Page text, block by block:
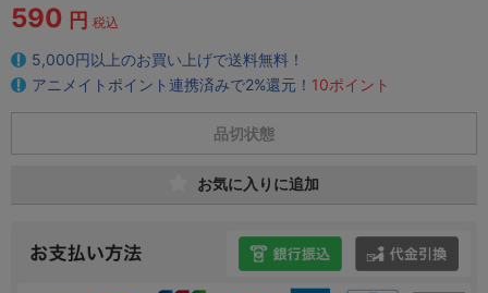
590 円 税込
5,000円以上のお買い上げで送料無料！
アニメイトポイント連携済みで2%還元！ 10ポイント
品切状態
お気に入りに追加